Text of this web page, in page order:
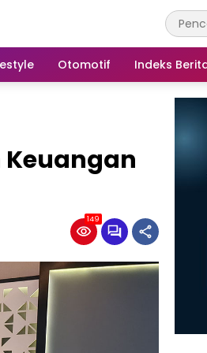
Otomotif Indeks
149